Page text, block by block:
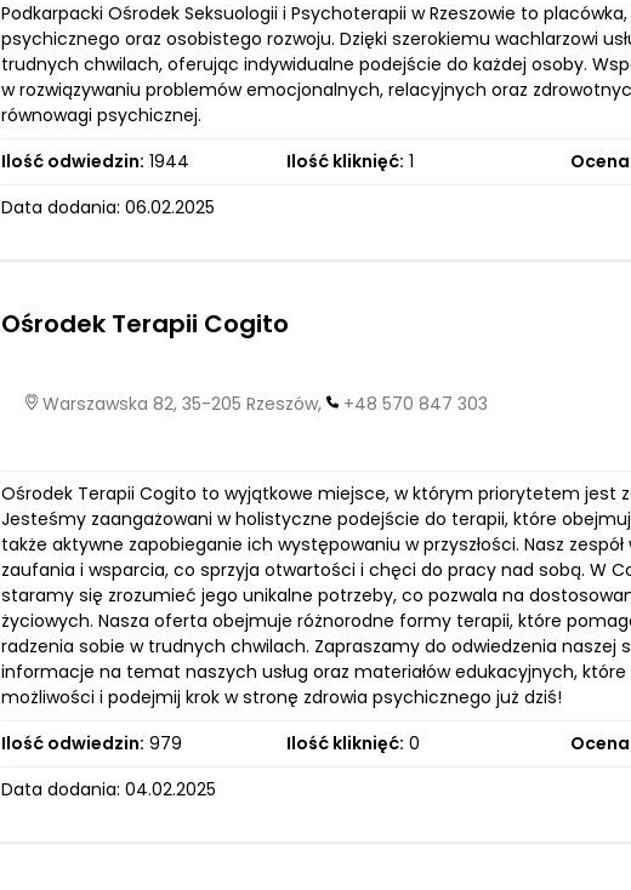
Podkarpacki Ośrodek Seksuologii i Psychoterapii w Rzeszowie to
psychicznego oraz osobistego rozwoju. Dzięki szerokiemu wachlarzowi
trudnych chwilach, oferując indywidualne podejście do każdej osoby.
w rozwiązywaniu problemów emocjonalnych, relacyjnych oraz
równowagi psychicznej.
Ilość odwiedzin: 1944 Ilość kliknięć: 1
Data dodania: 06.02.2025
Ośrodek Terapii Cogito
Warszawska 82, 35-205 Rzeszów, +48 570 847 303
Ośrodek Terapii Cogito to wyjątkowe miejsce, w którym priorytetem jest
Jesteśmy zaangażowani w holistyczne podejście do terapii, które
także aktywne zapobieganie ich występowaniu w przyszłości. Nasz
zaufania i wsparcia, co sprzyja otwartości i chęci do pracy nad sobą. W
staramy się zrozumieć jego unikalne potrzeby, co pozwala na
życiowych. Nasza oferta obejmuje różnorodne formy terapii, które
radzenia sobie w trudnych chwilach. Zapraszamy do odwiedzenia naszej
informacje na temat naszych usług oraz materiałów edukacyjnych,
możliwości i podejmij krok w stronę zdrowia psychicznego już dziś!
Ilość odwiedzin: 979 Ilość kliknięć: 0
Data dodania: 04.02.2025